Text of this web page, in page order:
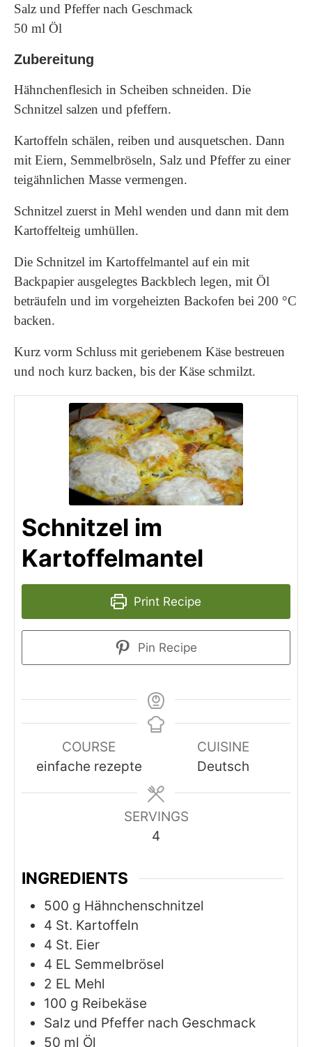
Salz und Pfeffer nach Geschmack
50 ml Öl
Zubereitung
Hähnchenflesich in Scheiben schneiden. Die
Schnitzel salzen und pfeffern.
Kartoffeln schälen, reiben und ausquetschen. Dann
mit Eiern, Semmelbröseln, Salz und Pfeffer zu einer
teigähnlichen Masse vermengen.
Schnitzel zuerst in Mehl wenden und dann mit dem
Kartoffelteig umhüllen.
Die Schnitzel im Kartoffelmantel auf ein mit
Backpapier ausgelegtes Backblech legen, mit Öl
beträufeln und im vorgeheizten Backofen bei 200 °C
backen.
Kurz vorm Schluss mit geriebenem Käse bestreuen
und noch kurz backen, bis der Käse schmilzt.
Schnitzel im
Kartoffelmantel
Print Recipe
Pin Recipe
COURSE
einfache rezepte
CUISINE
Deutsch
SERVINGS
4
INGREDIENTS
500 g Hähnchenschnitzel
4 St. Kartoffeln
4 St. Eier
4 EL Semmelbrösel
2 EL Mehl
100 g Reibekäse
Salz und Pfeffer nach Geschmack
50 ml Öl